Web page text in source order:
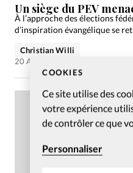
COOKIES
Ce site utilise des
votre expérience
de contrôler ce que
Personnaliser
Un siège du PEV
À l’approche des élections
d’inspiration évangélique se
Christian Willi
20 Août 2007